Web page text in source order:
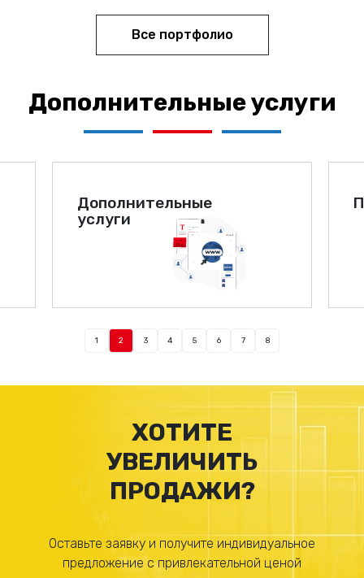
Все портфолио
Дополнительные услуги
Дополнительные
услуги
1 2 3 4 5 6 7 8
ХОТИТЕ
УВЕЛИЧИТЬ
ПРОДАЖИ?
Оставьте заявку и получите индивидуальное
предложение с привлекательной ценой